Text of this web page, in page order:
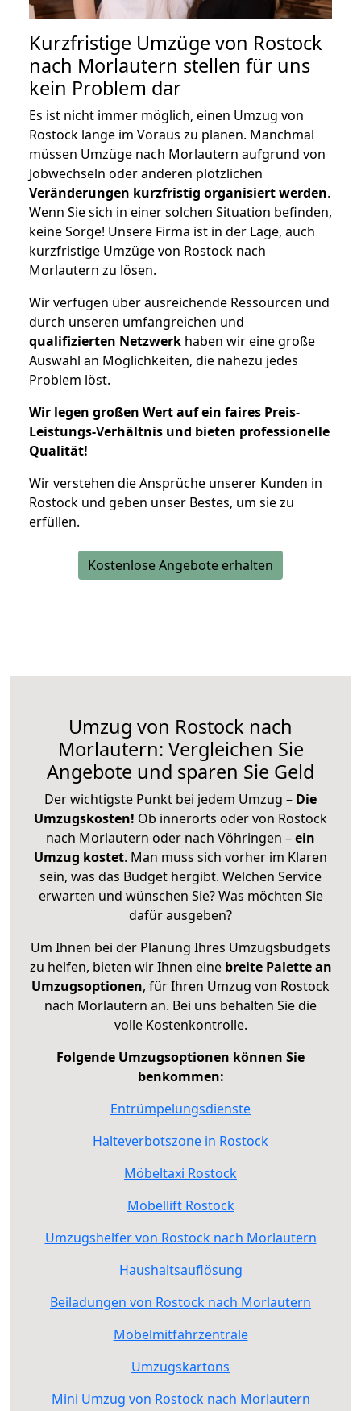
Kurzfristige Umzüge von Rostock
nach Morlautern stellen für uns
kein Problem dar
Es ist nicht immer möglich, einen Umzug von
Rostock lange im Voraus zu planen. Manchmal
müssen Umzüge nach Morlautern aufgrund von
Jobwechseln oder anderen plötzlichen
Veränderungen kurzfristig organisiert werden.
Wenn Sie sich in einer solchen Situation befinden,
keine Sorge! Unsere Firma ist in der Lage, auch
kurzfristige Umzüge von Rostock nach
Morlautern zu lösen.
Wir verfügen über ausreichende Ressourcen und
durch unseren umfangreichen und
qualifizierten Netzwerk haben wir eine große
Auswahl an Möglichkeiten, die nahezu jedes
Problem löst.
Wir legen großen Wert auf ein faires Preis-
Leistungs-Verhältnis und bieten professionelle
Qualität!
Wir verstehen die Ansprüche unserer Kunden in
Rostock und geben unser Bestes, um sie zu
erfüllen.
Kostenlose Angebote erhalten
Umzug von Rostock nach
Morlautern: Vergleichen Sie
Angebote und sparen Sie Geld
Der wichtigste Punkt bei jedem Umzug – Die
Umzugskosten! Ob innerorts oder von Rostock
nach Morlautern oder nach Vöhringen –ein
Umzug kostet. Man muss sich vorher im Klaren
sein, was das Budget hergibt. Welchen Service
erwarten und wünschen Sie? Was möchten Sie
dafür ausgeben?
Um Ihnen bei der Planung Ihres Umzugsbudgets
zu helfen, bieten wir Ihnen eine breite Palette an
Umzugsoptionen, für Ihren Umzug von Rostock
nach Morlautern an. Bei uns behalten Sie die
volle Kostenkontrolle.
Folgende Umzugsoptionen können Sie
benkommen:
Entrümpelungsdienste
Halteverbotszone in Rostock
Möbeltaxi Rostock
Möbellift Rostock
Umzugshelfer von Rostock nach Morlautern
Haushaltsauflösung
Beiladungen von Rostock nach Morlautern
Möbelmitfahrzentrale
Umzugskartons
Mini Umzug von Rostock nach Morlautern